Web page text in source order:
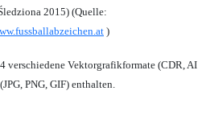
2015) (Quelle:
)
verschiedene Vektorgrafikformate (CDR, AI
PNG, GIF) enthalten.